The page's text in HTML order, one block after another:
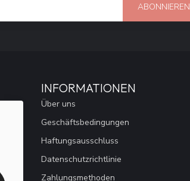
ABONNIEREN
INFORMATIONEN
Über uns
Geschäftsbedingungen
Haftungsausschluss
Datenschutzrichtlinie
Zahlungsmethoden